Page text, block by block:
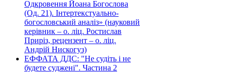
Одкровення Йоана Богослова
(Од. 21). Інтертекстуально-
богословський аналіз» (науковий
керівник – о. ліц. Ростислав
Приріз, рецензент – о. ліц.
Андрій Нискогуз)
ЕФФАТА ДДС: "Не судіть і не
будете суджені". Частина 2